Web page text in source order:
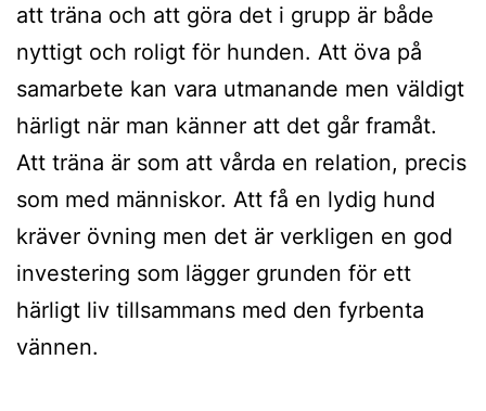
att träna och att göra det i grupp är både
nyttigt och roligt för hunden. Att öva på
samarbete kan vara utmanande men väldigt
härligt när man känner att det går framåt.
Att träna är som att vårda en relation, precis
som med människor. Att få en lydig hund
kräver övning men det är verkligen en god
investering som lägger grunden för ett
härligt liv tillsammans med den fyrbenta
vännen.